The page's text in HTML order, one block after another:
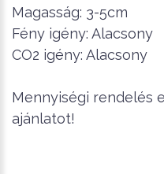
Magasság: 3-5cm
Fény igény: Alacsony
CO2 igény: Alacsony
Mennyiségi rendelés
ajánlatot!